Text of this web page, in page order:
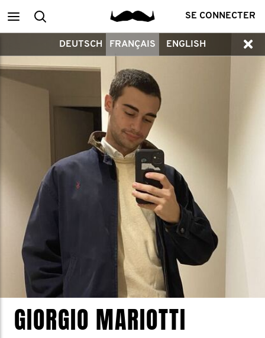
MainRecherche SE CONNECTER
DEUTSCH FRANÇAIS ENGLISH
GIORGIO MARIOTTI